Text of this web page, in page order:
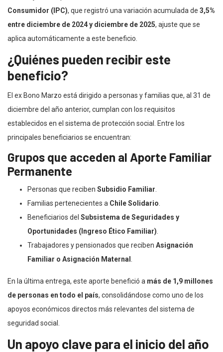
Consumidor (IPC), que registró una variación acumulada de 3,5%
entre diciembre de 2024 y diciembre de 2025, ajuste que se
aplica automáticamente a este beneficio.
¿Quiénes pueden recibir este
beneficio?
El ex Bono Marzo está dirigido a personas y familias que, al 31 de
diciembre del año anterior, cumplan con los requisitos
establecidos en el sistema de protección social. Entre los
principales beneficiarios se encuentran:
Grupos que acceden al Aporte Familiar
Permanente
Personas que reciben Subsidio Familiar
Familias pertenecientes a Chile Solidario
Beneficiarios del Subsistema de Seguridades y
Oportunidades (Ingreso Ético Familiar)
Trabajadores y pensionados que reciben Asignación
Familiar o Asignación Maternal
En la última entrega, este aporte benefició a más de 1,9 millones
de personas en todo el país, consolidándose como uno de los
apoyos económicos directos más relevantes del sistema de
seguridad social.
Un apoyo clave para el inicio del año